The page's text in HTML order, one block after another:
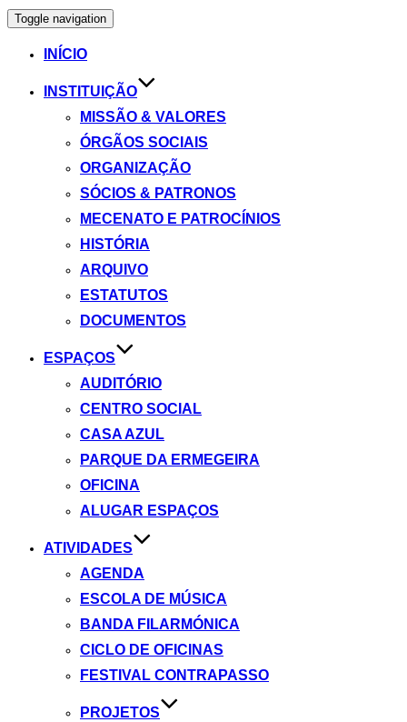
Toggle navigation
INÍCIO
INSTITUIÇÃO
MISSÃO & VALORES
ÓRGÃOS SOCIAIS
ORGANIZAÇÃO
SÓCIOS & PATRONOS
MECENATO E PATROCÍNIOS
HISTÓRIA
ARQUIVO
ESTATUTOS
DOCUMENTOS
ESPAÇOS
AUDITÓRIO
CENTRO SOCIAL
CASA AZUL
PARQUE DA ERMEGEIRA
OFICINA
ALUGAR ESPAÇOS
ATIVIDADES
AGENDA
ESCOLA DE MÚSICA
BANDA FILARMÓNICA
CICLO DE OFICINAS
FESTIVAL CONTRAPASSO
PROJETOS